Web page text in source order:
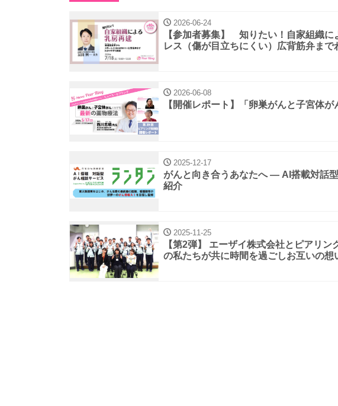
2026-06-24
【参加者募集】 知りたい！自家組織
レス（傷が目立ちにくい）広背筋弁まで
2026-06-08
【開催レポート】「卵巣がんと子宮体が
2025-12-17
がんと向き合うあなたへ ― AI搭載対話
紹介
2025-11-25
【第2弾】 エーザイ株式会社とピアリ
の私たちが共に時間を過ごしお互いの想